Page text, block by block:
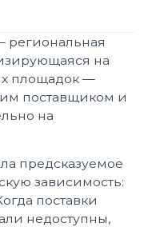
региональная
на
площадок —
поставщиком и
на
предсказуемое
зависимость:
поставки
недоступны,